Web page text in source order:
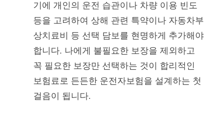
기에 개인의 운전 습관이나 차량 이용 빈도
등을 고려하여 상해 관련 특약이나 자동차부
상치료비 등 선택 담보를 현명하게 추가해야
합니다. 나에게 불필요한 보장을 제외하고
꼭 필요한 보장만 선택하는 것이 합리적인
보험료로 든든한 운전자보험을 설계하는 첫
걸음이 됩니다.